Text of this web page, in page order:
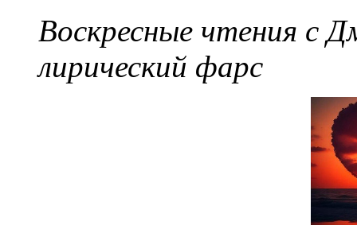
Воскресные чтения с
лирический фарс